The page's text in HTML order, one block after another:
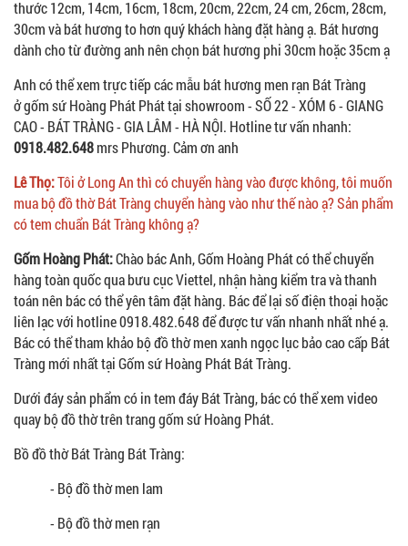
thước 12cm, 14cm, 16cm, 18cm, 20cm, 22cm, 24 cm, 26cm, 28cm,
30cm và bát hương to hơn quý khách hàng đặt hàng ạ. Bát hương
dành cho từ đường anh nên chọn bát hương phi 30cm hoặc 35cm ạ
Anh có thể xem trực tiếp các mẫu bát hương men rạn Bát Tràng
ở gốm sứ Hoàng Phát Phát tại showroom - SỐ 22 - XÓM 6 - GIANG
CAO - BÁT TRÀNG - GIA LÂM - HÀ NỘI. Hotline tư vấn nhanh:
0918.482.648mrs Phương. Cảm ơn anh
Lê Thọ:Tôi ở Long An thì có chuyển hàng vào được không, tôi muốn
mua bộ đồ thờ Bát Tràng chuyển hàng vào như thế nào ạ? Sản phẩm
có tem chuẩn Bát Tràng không ạ?
Gốm Hoàng Phát:Chào bác Anh, Gốm Hoàng Phát có thể chuyển
hàng toàn quốc qua bưu cục Viettel, nhận hàng kiểm tra và thanh
toán nên bác có thể yên tâm đặt hàng. Bác để lại số điện thoại hoặc
liên lạc với hotline 0918.482.648 để được tư vấn nhanh nhất nhé ạ.
Bác có thể tham khảo bộ đồ thờ men xanh ngọc lục bảo cao cấp Bát
Tràng mới nhất tại Gốm sứ Hoàng Phát Bát Tràng.
Dưới đáy sản phẩm có in tem đáy Bát Tràng, bác có thể xem video
quay bộ đồ thờ trên trang gốm sứ Hoàng Phát.
Bồ đồ thờ Bát Tràng Bát Tràng:
- Bộ đồ thờ men lam
- Bộ đồ thờ men rạn